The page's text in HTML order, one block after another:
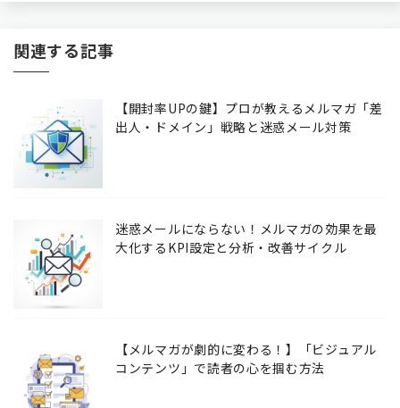
関連する記事
【開封率UPの鍵】プロが教えるメルマガ「差
出人・ドメイン」戦略と迷惑メール対策
迷惑メールにならない！メルマガの効果を最
大化するKPI設定と分析・改善サイクル
【メルマガが劇的に変わる！】「ビジュアル
コンテンツ」で読者の心を掴む方法